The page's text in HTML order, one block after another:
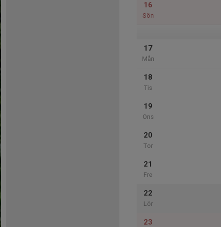
16
Sön
17
Mån
18
Tis
19
Ons
20
Tor
21
Fre
22
Lör
23